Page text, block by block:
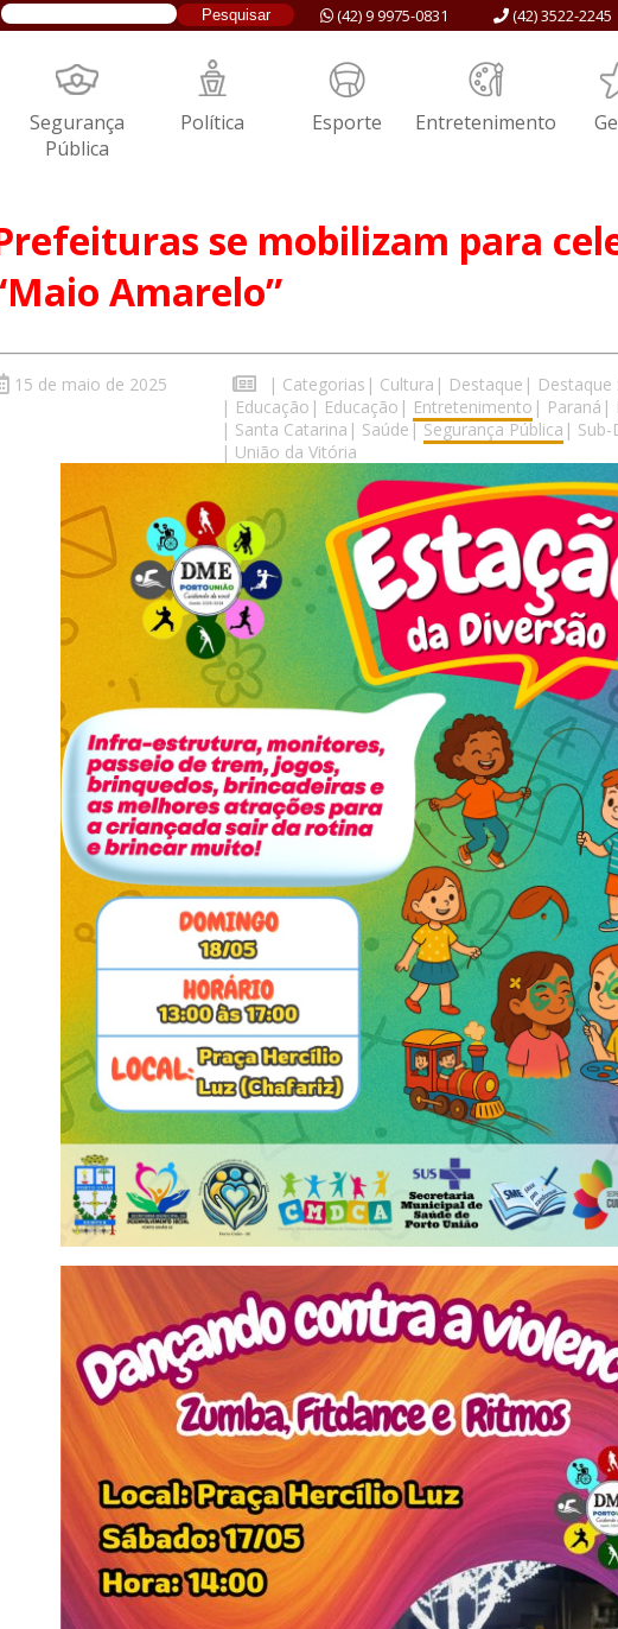
(42) 3522-2245
(42) 9 9975-0831
Segurança
Pública
Política Esporte Entretenimento
se mobilizam para
Amarelo”
15 de maio de 2025 | Categorias | Cultura | Destaque | Destaque
| Educação | Educação | Entretenimento | Paraná |
| Santa Catarina | Saúde |Segurança Pública |
| União da Vitória